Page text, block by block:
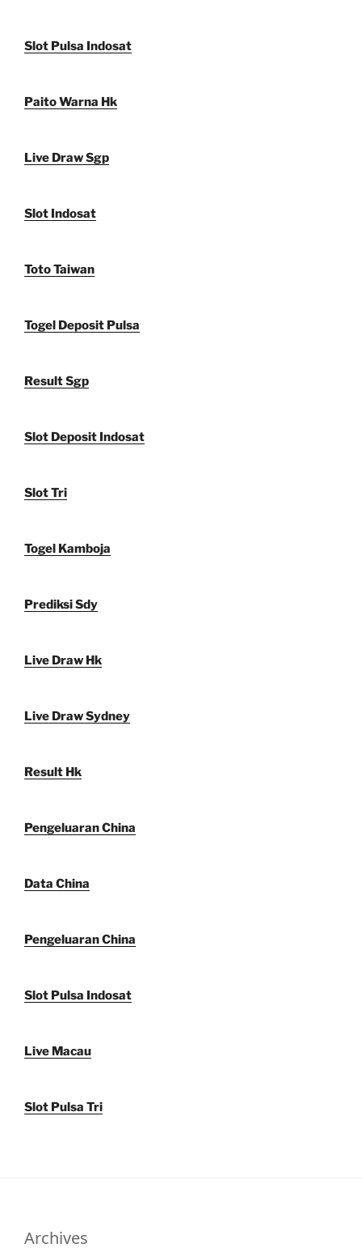
Slot Pulsa Indosat
Paito Warna Hk
Live Draw Sgp
Slot Indosat
Toto Taiwan
Togel Deposit Pulsa
Result Sgp
Slot Deposit Indosat
Slot Tri
Togel Kamboja
Prediksi Sdy
Live Draw Hk
Live Draw Sydney
Result Hk
Pengeluaran China
Data China
Pengeluaran China
Slot Pulsa Indosat
Live Macau
Slot Pulsa Tri
Archives